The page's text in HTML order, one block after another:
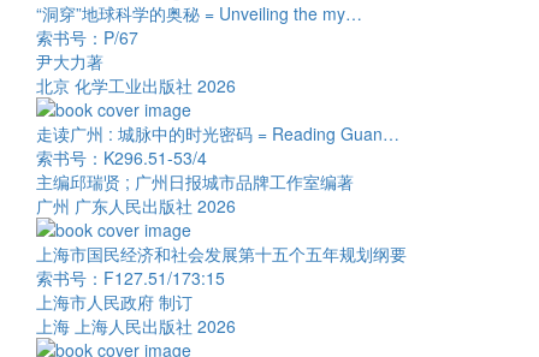
“洞穿”地球科学的奥秘 = Unveiling the my…
索书号：P/67
尹大力著
北京 化学工业出版社 2026
走读广州 : 城脉中的时光密码 = Reading Guan…
索书号：K296.51-53/4
主编邱瑞贤 ; 广州日报城市品牌工作室编著
广州 广东人民出版社 2026
上海市国民经济和社会发展第十五个五年规划纲要
索书号：F127.51/173:15
上海市人民政府 制订
上海 上海人民出版社 2026